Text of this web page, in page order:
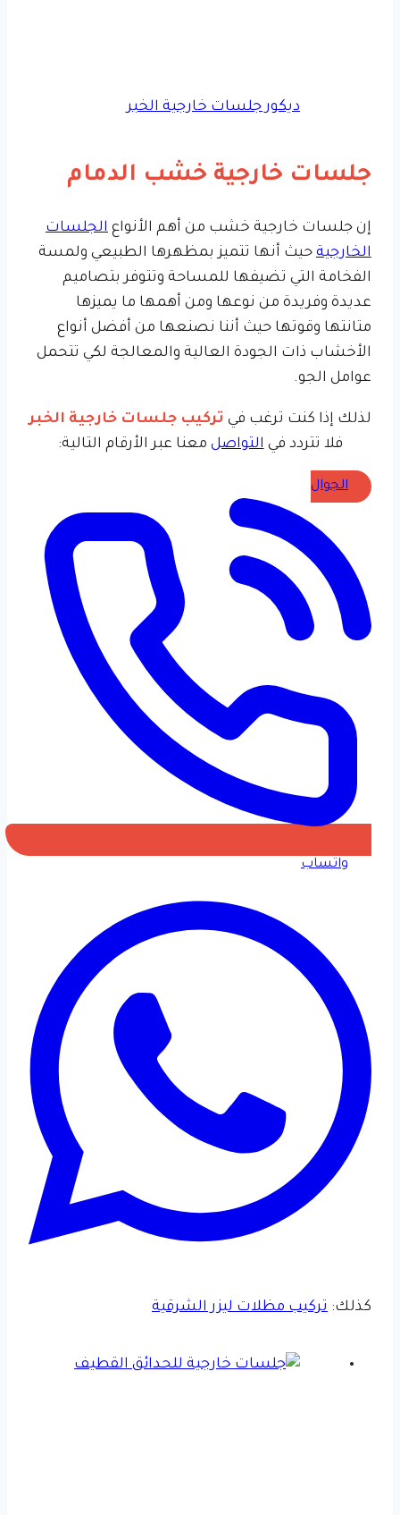
ديكور جلسات خارجية الخبر
جلسات خارجية خشب الدمام
إن جلسات خارجية خشب من أهم الأنواع الجلسات
الخارجية حيث أنها تتميز بمظهرها الطبيعي ولمسة
الفخامة التي تضيفها للمساحة وتتوفر بتصاميم
عديدة وفريدة من نوعها ومن أهمها ما يميزها
متانتها وقوتها حيث أننا نصنعها من أفضل أنواع
الأخشاب ذات الجودة العالية والمعالجة لكي تتحمل
عوامل الجو.
لذلك إذا كنت ترغب في تركيب جلسات خارجية الخبر
فلا تتردد فيالتواصل معنا عبر الأرقام التالية:
الجوال
واتساب
كذلك: تركيب مظلات ليزر الشرقية